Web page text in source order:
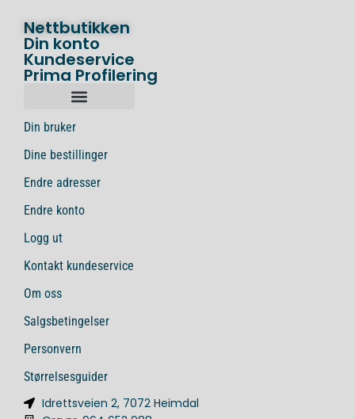
Nettbutikken
Din konto
Kundeservice
Prima Profilering
Din bruker
Dine bestillinger
Endre adresser
Endre konto
Logg ut
Kontakt kundeservice
Om oss
Salgsbetingelser
Personvern
Størrelsesguider
Idrettsveien 2, 7072 Heimdal